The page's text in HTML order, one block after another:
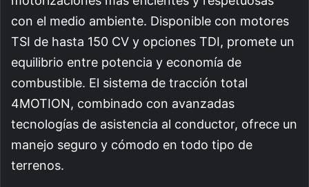
con el medio ambiente. Disponible con motores
TSI de hasta 150 CV y opciones TDI, promete un
equilibrio entre potencia y economía de
combustible. El sistema de tracción total
4MOTION, combinado con avanzadas
tecnologías de asistencia al conductor, ofrece un
manejo seguro y cómodo en todo tipo de
terrenos.